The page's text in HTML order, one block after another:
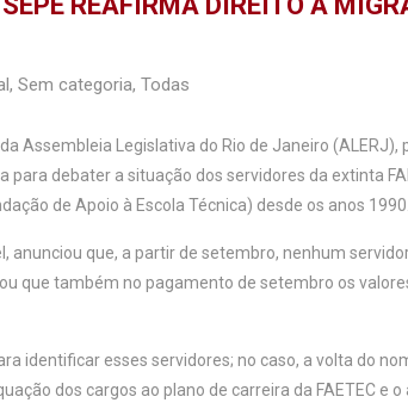
, Sem categoria, Todas
Assembleia Legislativa do Rio de Janeiro (ALERJ),
debater a situação dos servidores da extinta
de Apoio à Escola Técnica) desde os anos 1990.
anunciou que, a partir de setembro, nenhum
que também no pagamento de setembro os
identificar esses servidores; no caso, a volta do
dos cargos ao plano de carreira da FAETEC e